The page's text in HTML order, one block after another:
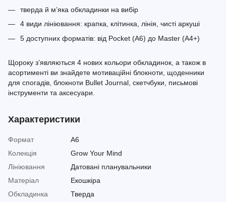
тверда й м’яка обкладинки на вибір
4 види лініювання: крапка, клітинка, лінія, чисті аркуші
5 доступних форматів: від Pocket (A6) до Master (A4+)
Щороку з’являються 4 нових кольори обкладинок, а також в
асортименті ви знайдете мотиваційні блокноти, щоденники
для спогадів, блокноти Bullet Journal, скетчбуки, письмові
інструменти та аксесуари.
Характеристики
Формат
A6
Колекція
Grow Your Mind
Лініювання
Датовані планувальники
Матеріал
Екошкіра
Обкладинка
Тверда